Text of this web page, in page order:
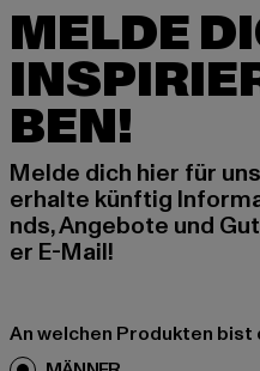
MELDE
BEN!
Melde dich hier für
erhalte künftig
nds, Angebote und
er E-Mail!
An welchen Produkten